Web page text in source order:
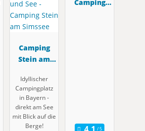
Camping
Stein am
Idyllischer
Campingplatz
in Bayern -
direkt am See
mit Blick auf die
Berge!
Camping